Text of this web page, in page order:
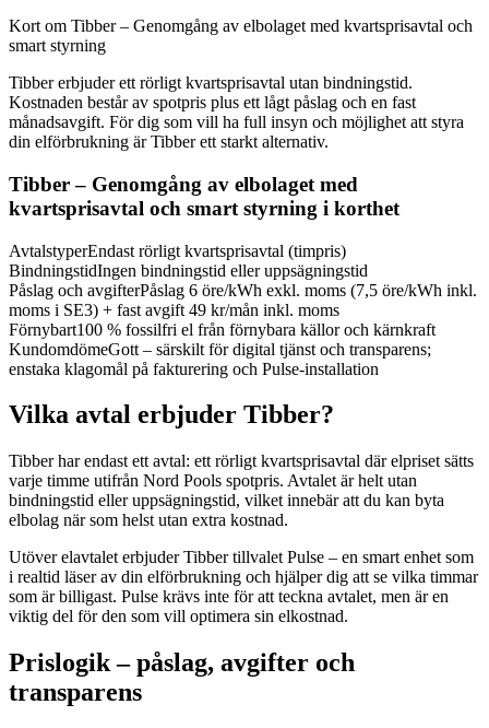
Kort om Tibber – Genomgång av elbolaget med kvartsprisavtal och
smart styrning
Tibber erbjuder ett rörligt kvartsprisavtal utan bindningstid.
Kostnaden består av spotpris plus ett lågt påslag och en fast
månadsavgift. För dig som vill ha full insyn och möjlighet att styra
din elförbrukning är Tibber ett starkt alternativ.
Tibber – Genomgång av elbolaget med
kvartsprisavtal och smart styrning i korthet
AvtalstyperEndast rörligt kvartsprisavtal (timpris)
BindningstidIngen bindningstid eller uppsägningstid
Påslag och avgifterPåslag 6 öre/kWh exkl. moms (7,5 öre/kWh inkl.
moms i SE3) + fast avgift 49 kr/mån inkl. moms
Förnybart100 % fossilfri el från förnybara källor och kärnkraft
KundomdömeGott – särskilt för digital tjänst och transparens;
enstaka klagomål på fakturering och Pulse-installation
Vilka avtal erbjuder Tibber?
Tibber har endast ett avtal: ett rörligt kvartsprisavtal där elpriset sätts
varje timme utifrån Nord Pools spotpris. Avtalet är helt utan
bindningstid eller uppsägningstid, vilket innebär att du kan byta
elbolag när som helst utan extra kostnad.
Utöver elavtalet erbjuder Tibber tillvalet Pulse – en smart enhet som
i realtid läser av din elförbrukning och hjälper dig att se vilka timmar
som är billigast. Pulse krävs inte för att teckna avtalet, men är en
viktig del för den som vill optimera sin elkostnad.
Prislogik – påslag, avgifter och
transparens